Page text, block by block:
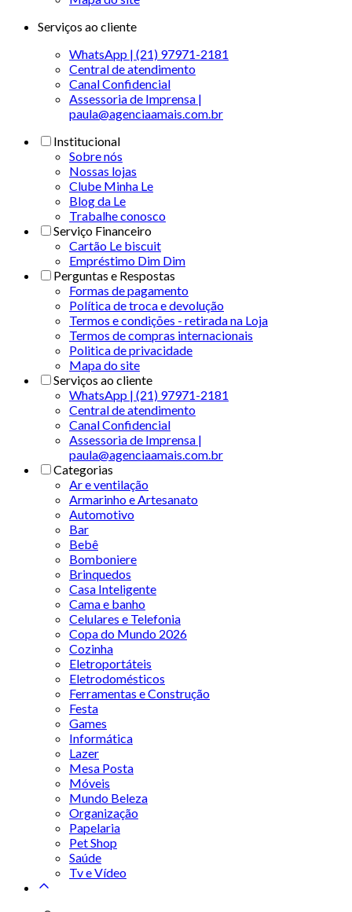
Serviços ao cliente
WhatsApp | (21) 97971-2181
Central de atendimento
Canal Confidencial
Assessoria de Imprensa |
paula@agenciaamais.com.br
Institucional
Sobre nós
Nossas lojas
Clube Minha Le
Blog da Le
Trabalhe conosco
Serviço Financeiro
Cartão Le biscuit
Empréstimo Dim Dim
Perguntas e Respostas
Formas de pagamento
Política de troca e devolução
Termos e condições - retirada na Loja
Termos de compras internacionais
Politica de privacidade
Mapa do site
Serviços ao cliente
WhatsApp | (21) 97971-2181
Central de atendimento
Canal Confidencial
Assessoria de Imprensa |
paula@agenciaamais.com.br
Categorias
Ar e ventilação
Armarinho e Artesanato
Automotivo
Bar
Bebê
Bomboniere
Brinquedos
Casa Inteligente
Cama e banho
Celulares e Telefonia
Copa do Mundo 2026
Cozinha
Eletroportáteis
Eletrodomésticos
Ferramentas e Construção
Festa
Games
Informática
Lazer
Mesa Posta
Móveis
Mundo Beleza
Organização
Papelaria
Pet Shop
Saúde
Tv e Vídeo